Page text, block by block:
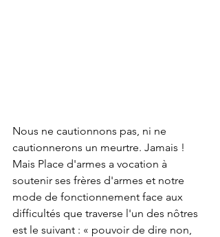
Nous ne cautionnons pas, ni ne
cautionnerons un meurtre. Jamais !
Mais Place d'armes a vocation à
soutenir ses frères d'armes et notre
mode de fonctionnement face aux
difficultés que traverse l'un des nôtres
est le suivant : « pouvoir de dire non,